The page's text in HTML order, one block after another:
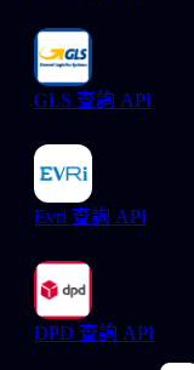
GLS 查詢 API
Evri 查詢 API
DPD 查詢 API